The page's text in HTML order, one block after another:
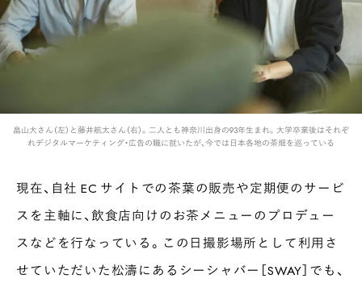
畠山大さん（左）と藤井航太さん（右）。二人とも神奈川出身の93年生まれ。大学卒業後はそれぞ
れデジタルマーケティング・広告の職に就いたが、今では日本各地の茶畑を巡っている
現在、自社 EC サイトでの茶葉の販売や定期便のサービ
スを主軸に、飲食店向けのお茶メニューのプロデュー
スなどを行なっている。この日撮影場所として利用さ
せていただいた松濤にあるシーシャバー［SWAY］でも、